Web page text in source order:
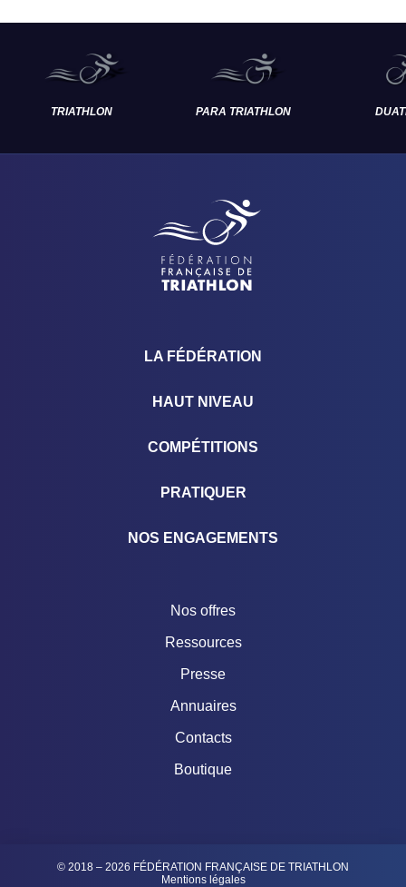
TRIATHLON PARA TRIATHLON
LA FÉDÉRATION
HAUT NIVEAU
COMPÉTITIONS
PRATIQUER
NOS ENGAGEMENTS
Nos offres
Ressources
Presse
Annuaires
Contacts
Boutique
© 2018 – 2026 FÉDÉRATION FRANÇAISE DE TRIATHLON
Mentions légales